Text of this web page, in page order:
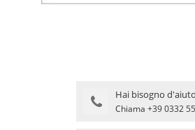
Hai bisogno
Chiama +39 0332